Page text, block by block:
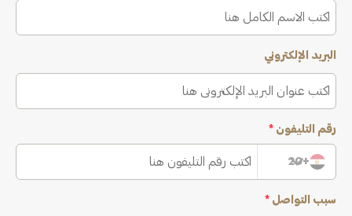
البريد الإلكتروني
رقم التليفون *
+20
سبب التواصل *